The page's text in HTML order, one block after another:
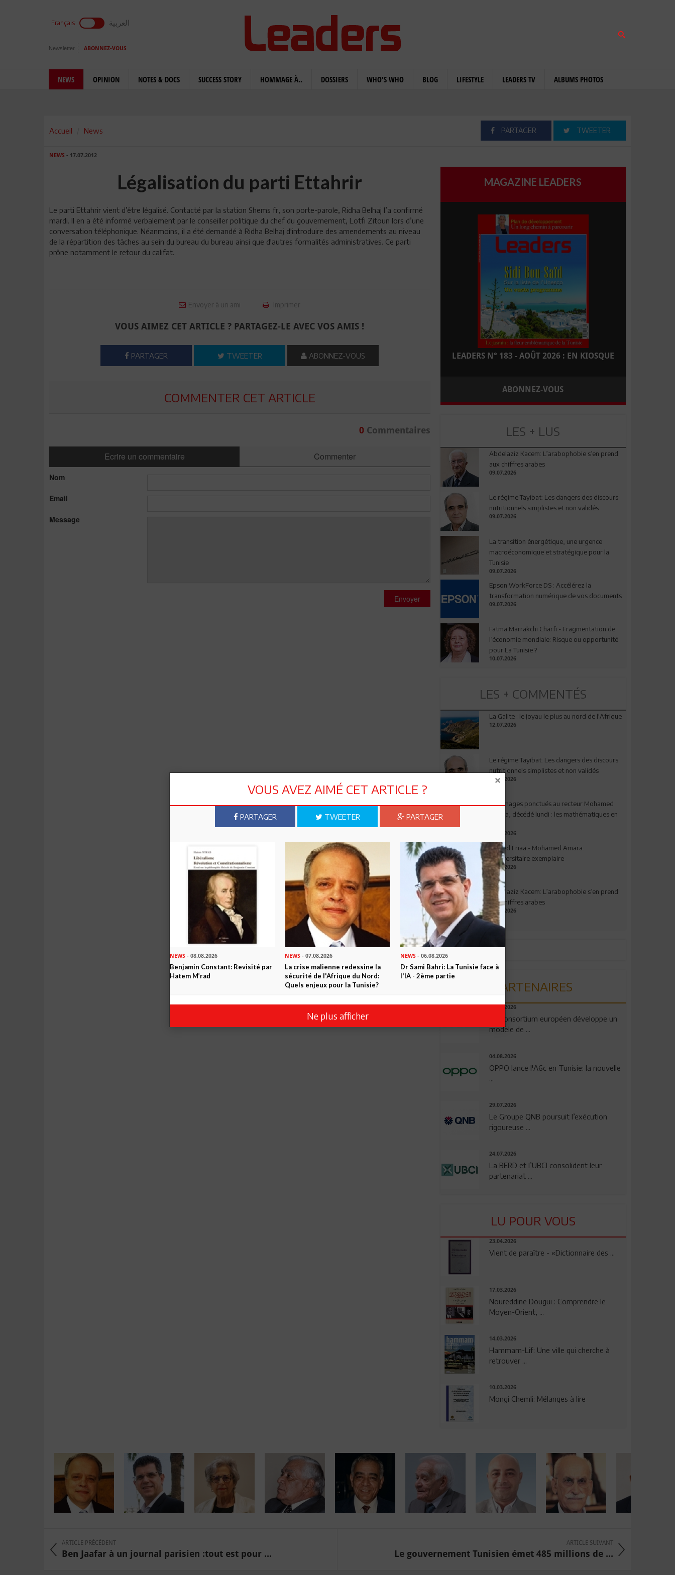
Français العربية
Newsletter ABONNEZ-VOUS
NEWS OPINION NOTES & DOCS SUCCESS STORY HOMMAGE À.. DOSSIERS WHO'S WHO BLOG LIFESTYLE LEADERS TV ALBUMS PHOTOS
Accueil News PARTAGER TWEETER
NEWS - 17.07.2012
Légalisation du parti Ettahrir
Le parti Ettahrir vient d’être légalisé. Contacté par la station Shems fr, son porte-parole, Ridha Belhaj l’a confirmé
mardi. Il en a été informé verbalement par le conseiller politique du chef du gouvernement, Lotfi Zitoun lors d’une
conversation téléphonique. Néanmoins, il a été demandé à Ridha Belhaj d'introduire des amendements au niveau
de la répartition des tâches au sein du bureau du bureau ainsi que d'autres formalités administratives. Ce parti
prône notamment le retour du califat.
Envoyer à un ami Imprimer
VOUS AIMEZ CET ARTICLE ? PARTAGEZ-LE AVEC VOS AMIS !
PARTAGER TWEETER ABONNEZ-VOUS
COMMENTER CET ARTICLE
0Commentaires
Ecrire un commentaire Commenter
Nom
Email
Message
Envoyer
MAGAZINE LEADERS
LEADERS N° 183 - AOÛT 2026 : EN KIOSQUE
ABONNEZ-VOUS
LES + LUS
Abdelaziz Kacem: L’arabophobie s’en prend
aux chiffres arabes
09.07.2026
Le régime Tayibat: Les dangers des discours
nutritionnels simplistes et non validés
09.07.2026
La transition énergétique, une urgence
macroéconomique et stratégique pour la
Tunisie
09.07.2026
Epson WorkForce DS : Accélérez la
transformation numérique de vos documents
09.07.2026
Fatma Marrakchi Charfi - Fragmentation de
l’économie mondiale: Risque ou opportunité
pour La Tunisie ?
10.07.2026
LES + COMMENTÉS
La Galite : le joyau le plus au nord de l'Afrique
12.07.2026
Le régime Tayibat: Les dangers des discours
nutritionnels simplistes et non validés
09.07.2026
Hommages ponctués au recteur Mohamed
Amara, décédé lundi : les mathématiques en
03.08.2026
Ahmed Friaa - Mohamed Amara:
l’Universitaire exemplaire
04.08.2026
Abdelaziz Kacem: L’arabophobie s’en prend
aux chiffres arabes
09.07.2026
PARTENAIRES
06.08.2026
Un consortium européen développe un
modèle de ...
04.08.2026
OPPO lance l'A6c en Tunisie: la nouvelle
29.07.2026
Le Groupe QNB poursuit l’exécution
rigoureuse ...
24.07.2026
La BERD et l’UBCI consolident leur
partenariat ...
LU POUR VOUS
23.04.2026
Vient de paraître - «Dictionnaire des ...
17.03.2026
Noureddine Dougui : Comprendre le
Moyen-Orient, ...
14.03.2026
Hammam-Lif: Une ville qui cherche à
retrouver ...
10.03.2026
Mongi Chemli: Mélanges à lire
ARTICLE PRÉCÉDENT
Ben Jaafar à un journal parisien :tout est pour ...
ARTICLE SUIVANT
Le gouvernement Tunisien émet 485 millions de ...
VOUS AVEZ AIMÉ CET ARTICLE ?
PARTAGER TWEETER PARTAGER
NEWS - 08.08.2026
Benjamin Constant: Revisité par
Hatem M’rad
NEWS - 07.08.2026
La crise malienne redessine la
sécurité de l'Afrique du Nord:
Quels enjeux pour la Tunisie?
NEWS- 06.08.2026
Dr Sami Bahri: La Tunisie face à
l'IA - 2ème partie
Ne plus afficher